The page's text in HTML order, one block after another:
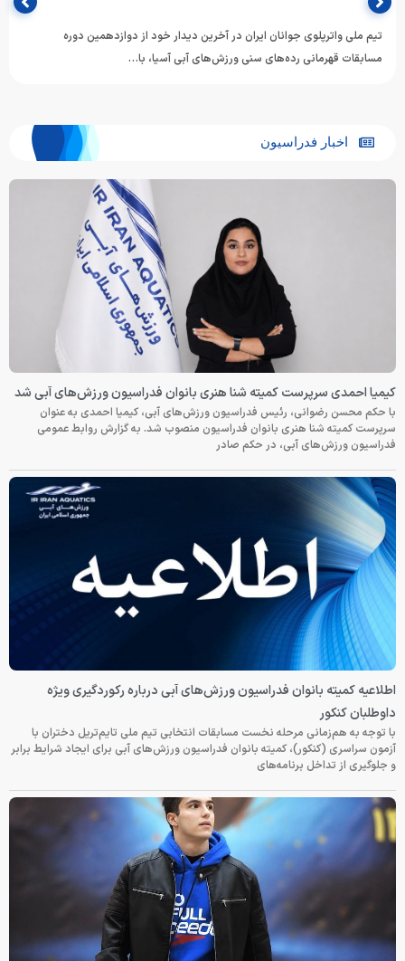
تیم ملی واترپلوی جوانان ایران در آخرین دیدار خود از دوازدهمین دوره
مسابقات قهرمانی رده‌های سنی ورزش‌های آبی آسیا، با…
اخبار فدراسیون
کیمیا احمدی سرپرست کمیته شنا هنری بانوان فدراسیون ورزش‌های آبی شد
با حکم محسن رضوانی، رئیس فدراسیون ورزش‌های آبی، کیمیا احمدی به عنوان
سرپرست کمیته شنا هنری بانوان فدراسیون منصوب شد. به گزارش روابط عمومی
فدراسیون ورزش‌های آبی، در حکم صادر
اطلاعیه کمیته بانوان فدراسیون ورزش‌های آبی درباره رکوردگیری ویژه
داوطلبان کنکور
با توجه به هم‌زمانی مرحله نخست مسابقات انتخابی تیم ملی تایم‌تریل دختران با
آزمون سراسری (کنکور)، کمیته بانوان فدراسیون ورزش‌های آبی برای ایجاد شرایط برابر
و جلوگیری از تداخل برنامه‌های